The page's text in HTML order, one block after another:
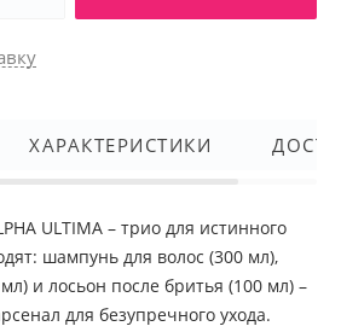
ХАРАКТЕРИСТИКИ
ULTIMA – трио для истинного
шампунь для волос (300 мл),
и лосьон после бритья (100 мл) –
для безупречного ухода.